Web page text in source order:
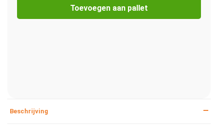
Toevoegen aan pallet
Beschrijving